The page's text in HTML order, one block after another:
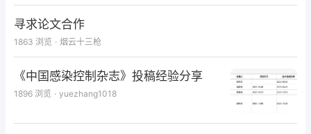
我与版主
2005年底与论文版前任版主“Onobel”的相识相知，使
我对丁香园版主及其素质有了直接和深入的了解。丁香
园对版主的选择与任命有一套成熟及严格的制度程序。
丁香园绝大多数版主有比较丰富的专业知识，多才多
寻求论文合作
1863 浏览 · 烟云十三枪
《中国感染控制杂志》投稿经验分享
1896 浏览 · yuezhang1018